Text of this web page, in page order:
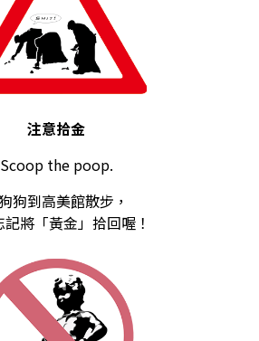
注意拾金
Scoop the poop.
狗到高美館散步，
記將「黃金」拾回喔！